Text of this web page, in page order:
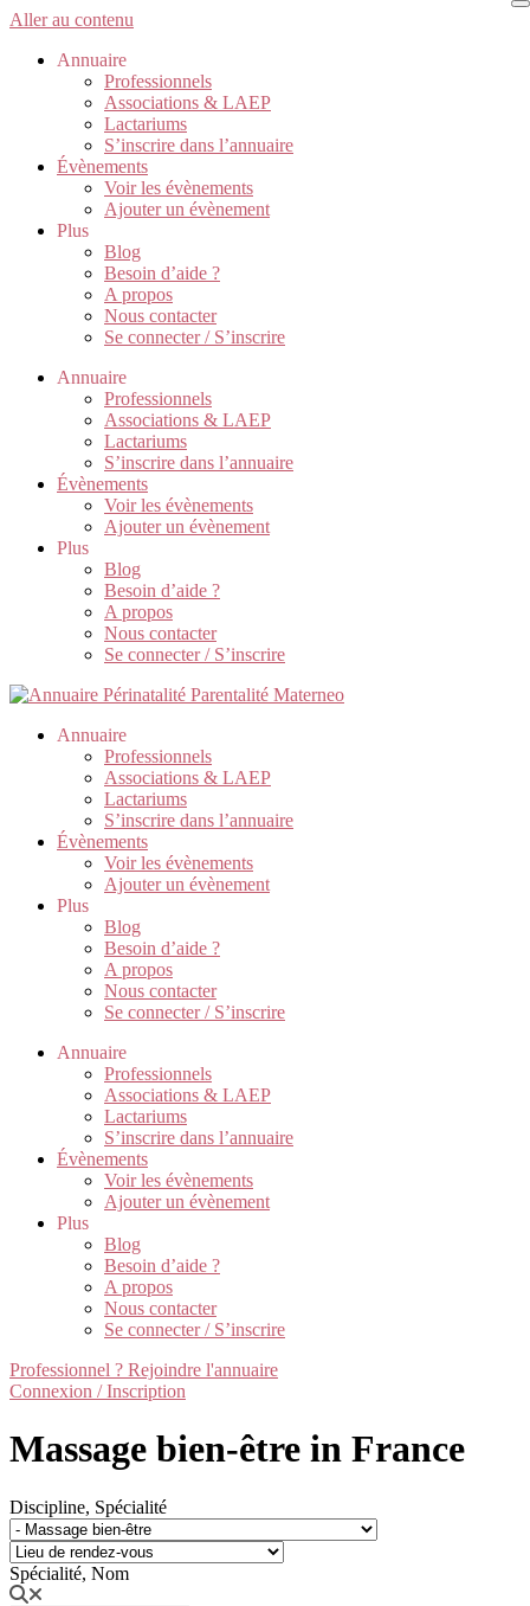
Aller au contenu
Annuaire
Professionnels
Associations & LAEP
Lactariums
S’inscrire dans l’annuaire
Évènements
Voir les évènements
Ajouter un évènement
Plus
Blog
Besoin d’aide ?
A propos
Nous contacter
Se connecter / S’inscrire
Annuaire
Professionnels
Associations & LAEP
Lactariums
S’inscrire dans l’annuaire
Évènements
Voir les évènements
Ajouter un évènement
Plus
Blog
Besoin d’aide ?
A propos
Nous contacter
Se connecter / S’inscrire
Annuaire
Professionnels
Associations & LAEP
Lactariums
S’inscrire dans l’annuaire
Évènements
Voir les évènements
Ajouter un évènement
Plus
Blog
Besoin d’aide ?
A propos
Nous contacter
Se connecter / S’inscrire
Annuaire
Professionnels
Associations & LAEP
Lactariums
S’inscrire dans l’annuaire
Évènements
Voir les évènements
Ajouter un évènement
Plus
Blog
Besoin d’aide ?
A propos
Nous contacter
Se connecter / S’inscrire
Professionnel ? Rejoindre l'annuaire
Connexion / Inscription
Massage bien-être in France
Discipline, Spécialité
Spécialité, Nom